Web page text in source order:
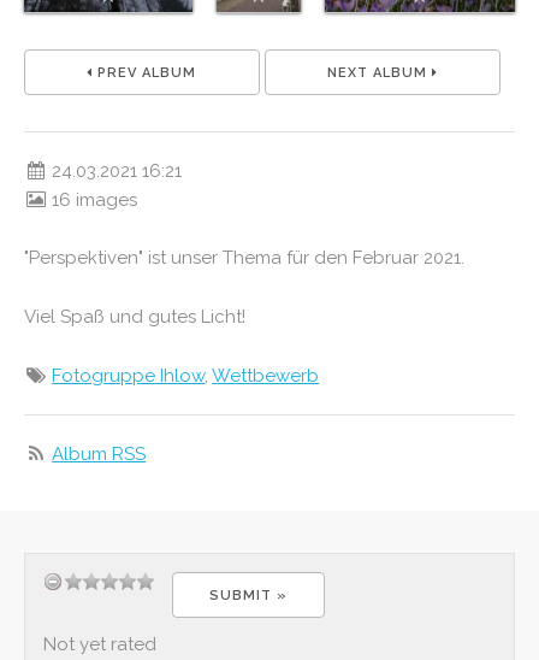
PREV ALBUM NEXT ALBUM
24.03.2021 16:21
16 images
"Perspektiven" ist unser Thema für den Februar 2021.
Viel Spaß und gutes Licht!
Fotogruppe Ihlow,Wettbewerb
Album RSS
Not yet rated